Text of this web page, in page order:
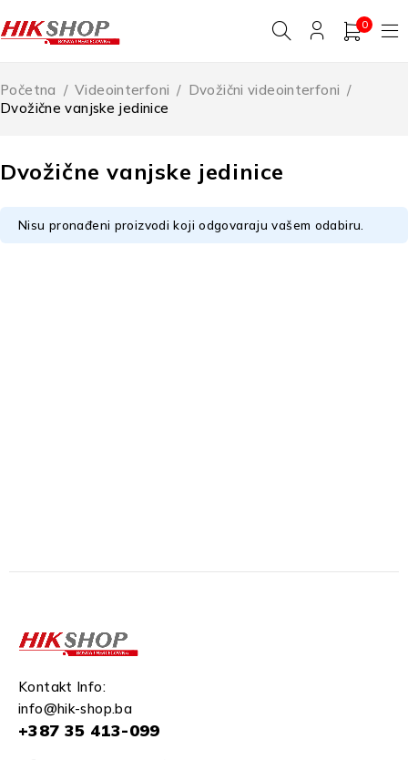
0
Dvožične vanjske jedinice
Početna / Videointerfoni / Dvožični videointerfoni /
Dvožične vanjske jedinice
Nisu pronađeni proizvodi koji odgovaraju vašem odabiru.
Kontakt Info:
info@hik-shop.ba
+387 35 413-099